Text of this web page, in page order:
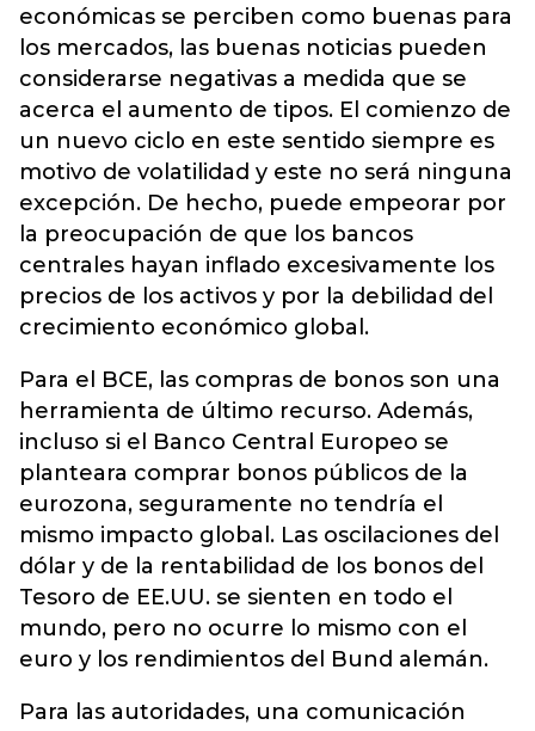
económicas se perciben como buenas para
los mercados, las buenas noticias pueden
considerarse negativas a medida que se
acerca el aumento de tipos. El comienzo de
un nuevo ciclo en este sentido siempre es
motivo de volatilidad y este no será ninguna
excepción. De hecho, puede empeorar por
la preocupación de que los bancos
centrales hayan inflado excesivamente los
precios de los activos y por la debilidad del
crecimiento económico global.
Para el BCE, las compras de bonos son una
herramienta de último recurso. Además,
incluso si el Banco Central Europeo se
planteara comprar bonos públicos de la
eurozona, seguramente no tendría el
mismo impacto global. Las oscilaciones del
dólar y de la rentabilidad de los bonos del
Tesoro de EE.UU. se sienten en todo el
mundo, pero no ocurre lo mismo con el
euro y los rendimientos del Bund alemán.
Para las autoridades, una comunicación